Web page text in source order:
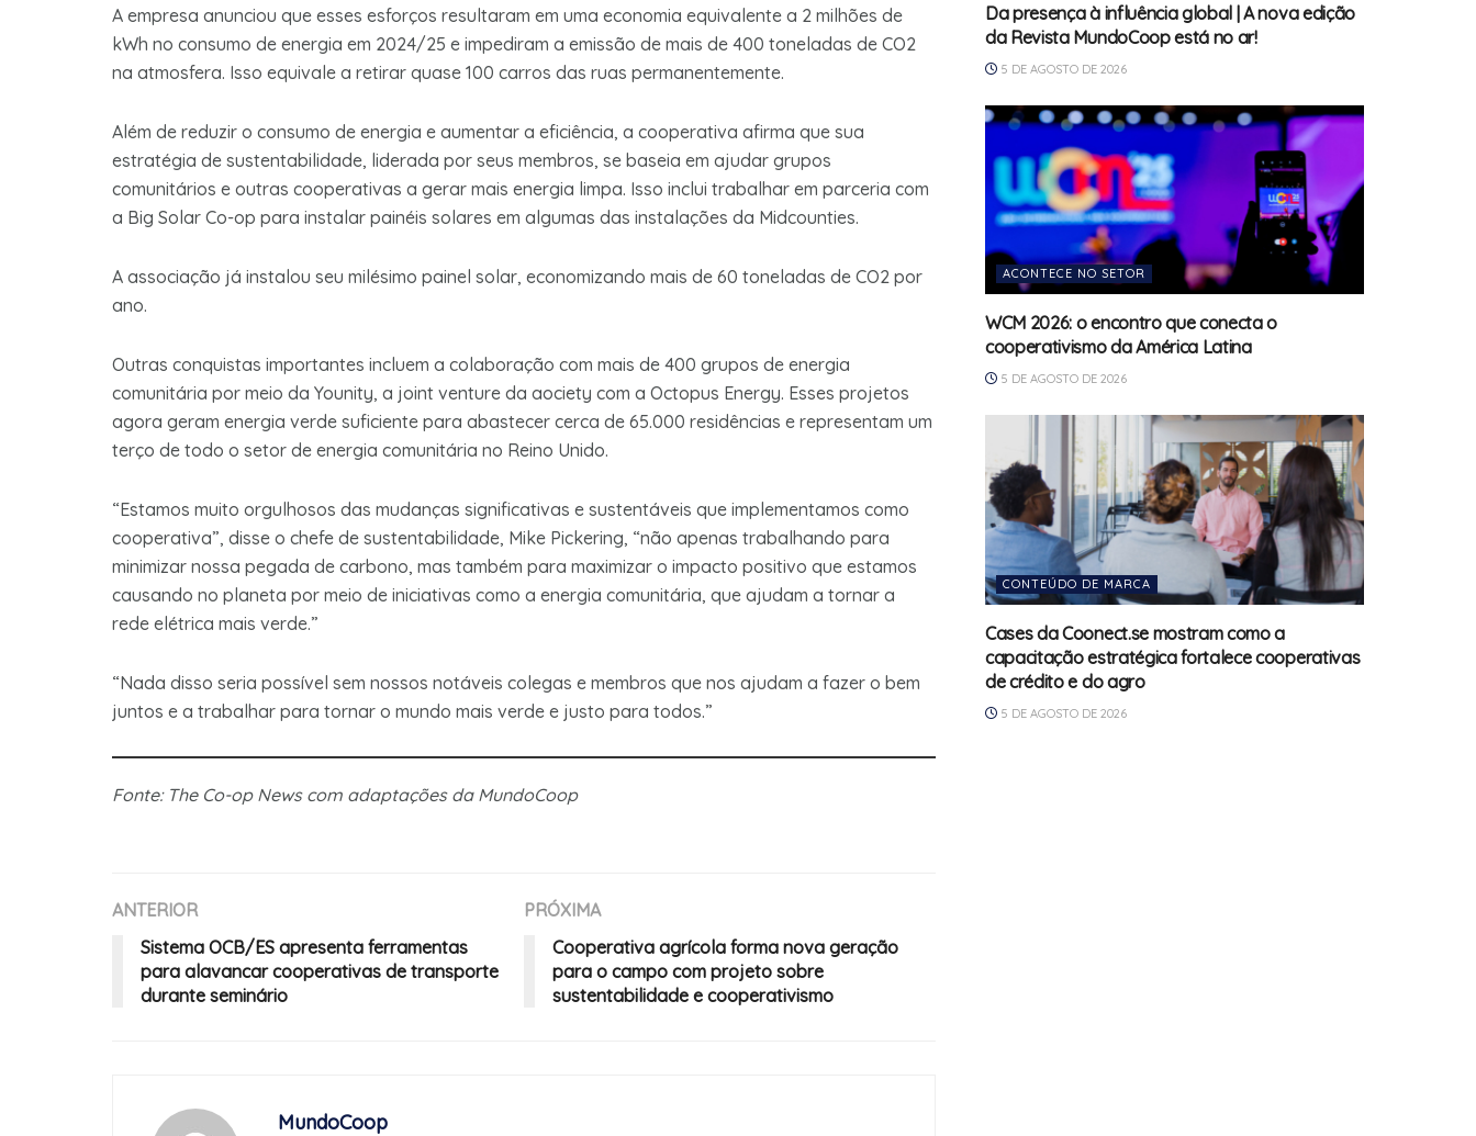
A empresa anunciou que esses esforços resultaram em uma economia equivalente a 2 milhões de
kWh no consumo de energia em 2024/25 e impediram a emissão de mais de 400 toneladas de CO2
na atmosfera. Isso equivale a retirar quase 100 carros das ruas permanentemente.
Além de reduzir o consumo de energia e aumentar a eficiência, a cooperativa afirma que sua
estratégia de sustentabilidade, liderada por seus membros, se baseia em ajudar grupos
comunitários e outras cooperativas a gerar mais energia limpa. Isso inclui trabalhar em parceria com
a Big Solar Co-op para instalar painéis solares em algumas das instalações da Midcounties.
A associação já instalou seu milésimo painel solar, economizando mais de 60 toneladas de CO2 por
ano.
Outras conquistas importantes incluem a colaboração com mais de 400 grupos de energia
comunitária por meio da Younity, a joint venture da aociety com a Octopus Energy. Esses projetos
agora geram energia verde suficiente para abastecer cerca de 65.000 residências e representam um
terço de todo o setor de energia comunitária no Reino Unido.
“Estamos muito orgulhosos das mudanças significativas e sustentáveis ​​que implementamos como
cooperativa”, disse o chefe de sustentabilidade, Mike Pickering, “não apenas trabalhando para
minimizar nossa pegada de carbono, mas também para maximizar o impacto positivo que estamos
causando no planeta por meio de iniciativas como a energia comunitária, que ajudam a tornar a
rede elétrica mais verde.”
“Nada disso seria possível sem nossos notáveis ​​colegas e membros que nos ajudam a fazer o bem
juntos e a trabalhar para tornar o mundo mais verde e justo para todos.”
Fonte: The Co-op News com adaptações da MundoCoop
ANTERIOR
Sistema OCB/ES apresenta ferramentas
para alavancar cooperativas de transporte
durante seminário
PRÓXIMA
Cooperativa agrícola forma nova geração
para o campo com projeto sobre
sustentabilidade e cooperativismo
MundoCoop
Da presença à influência global | A nova edição
da Revista MundoCoop está no ar!
5 DE AGOSTO DE 2026
ACONTECE NO SETOR
WCM 2026: o encontro que conecta o
cooperativismo da América Latina
5 DE AGOSTO DE 2026
CONTEÚDO DE MARCA
Cases da Coonect.se mostram como a
capacitação estratégica fortalece cooperativas
de crédito e do agro
5 DE AGOSTO DE 2026